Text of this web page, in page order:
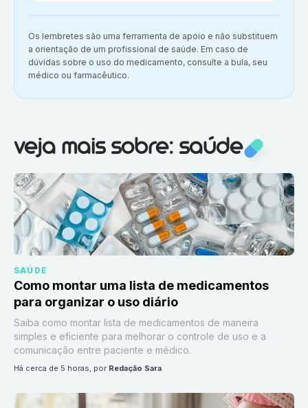
Aviso importante:
Os lembretes são uma ferramenta de apoio e não substituem
a orientação de um profissional de saúde. Em caso de
dúvidas sobre o uso do medicamento, consulte a bula, seu
médico ou farmacêutico.
Veja mais sobre:Saúde
veja mais sobre: saúde
SAÚDE
Como montar uma lista de medicamentos
para organizar o uso diário
Saiba como montar lista de medicamentos de maneira
simples e eficiente para melhorar o controle de uso e a
comunicação entre paciente e médico.
há cerca de 5 horas , por Redação Sara